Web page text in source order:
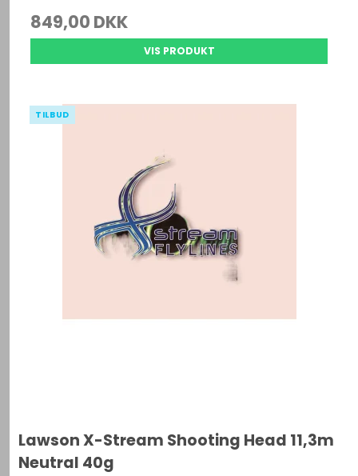
849,00 DKK
VIS PRODUKT
TILBUD
Lawson X-Stream Shooting Head 11,3m
Neutral 40g